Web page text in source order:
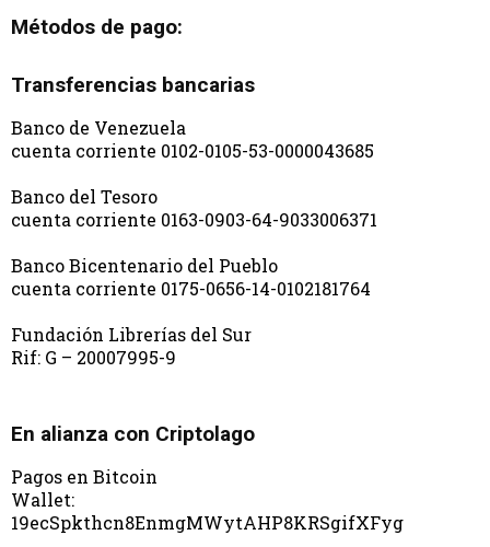
Métodos de pago:
Transferencias bancarias
Banco de Venezuela
cuenta corriente 0102-0105-53-0000043685
Banco del Tesoro
cuenta corriente 0163-0903-64-9033006371
Banco Bicentenario del Pueblo
cuenta corriente 0175-0656-14-0102181764
Fundación Librerías del Sur
Rif: G – 20007995-9
En alianza con Criptolago
Pagos en Bitcoin
Wallet:
19ecSpkthcn8EnmgMWytAHP8KRSgifXFyg